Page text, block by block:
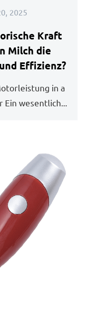
2025
Kraft
Milch die
Effizienz?
in a
Wiederaufladbare Milchfrother Ein wesentlich...